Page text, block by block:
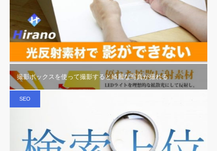
撮影ボックスを使って撮影すると綺麗な写真が撮れる
SEO